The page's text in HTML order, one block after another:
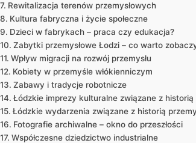
Rewitalizacja terenów przemysłowych
Kultura fabryczna i życie społeczne
Dzieci w fabrykach – praca czy edukacja?
Zabytki przemysłowe Łodzi – co warto
Wpływ migracji na rozwój przemysłu
Kobiety w przemyśle włókienniczym
Zabawy i tradycje robotnicze
Łódzkie imprezy kulturalne związane z historią
Łódzkie wydarzenia związane z historią
Fotografie archiwalne – okno do przeszłości
Współczesne dziedzictwo industrialne